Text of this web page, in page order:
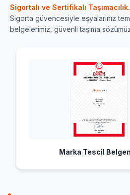
Sigortalı ve Sertifikalı Taşımacılık.
Sigorta güvencesiyle eşyalarınız
belgelerimiz, güvenli taşıma
Marka Tescil